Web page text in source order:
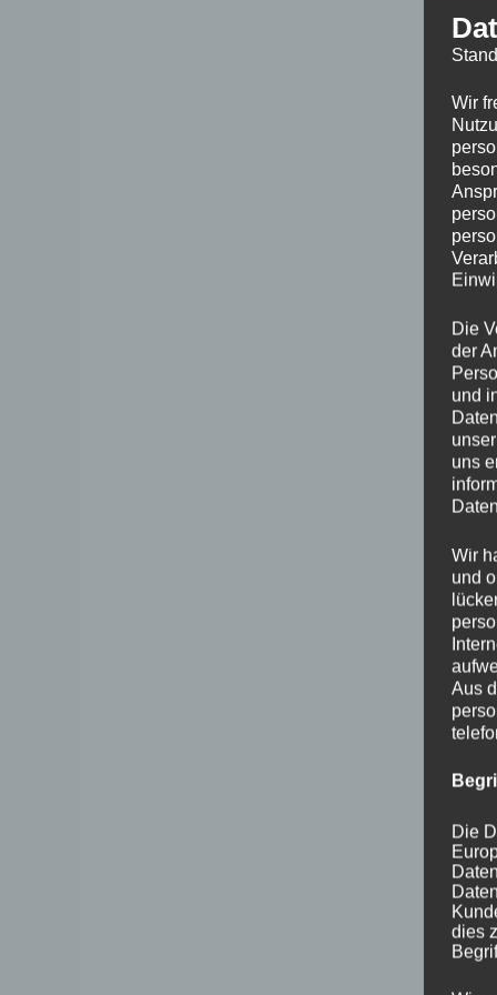
Wir
Die
der
und
uns
Wir
und
Aus
Die
dies